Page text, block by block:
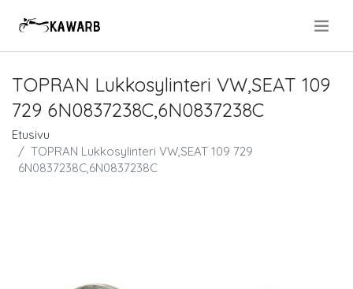
TOPRAN Lukkosylinteri VW,SEAT 109
729 6N0837238C,6N0837238C
Etusivu
TOPRAN Lukkosylinteri VW,SEAT 109 729
6N0837238C,6N0837238C